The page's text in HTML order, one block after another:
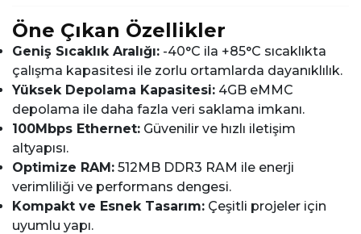
Öne Çıkan Özellikler
Geniş Sıcaklık Aralığı: -40°C ila +85°C sıcaklıkta
çalışma kapasitesi ile zorlu ortamlarda dayanıklılık.
Yüksek Depolama Kapasitesi: 4GB eMMC
depolama ile daha fazla veri saklama imkanı.
100Mbps Ethernet: Güvenilir ve hızlı iletişim
altyapısı.
Optimize RAM: 512MB DDR3 RAM ile enerji
verimliliği ve performans dengesi.
Kompakt ve Esnek Tasarım: Çeşitli projeler için
uyumlu yapı.